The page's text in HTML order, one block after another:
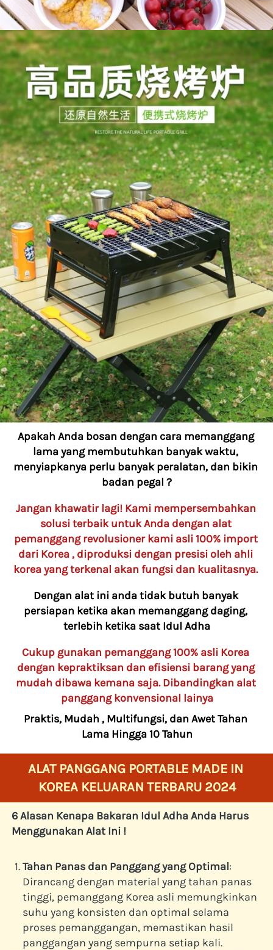
Apakah Anda bosan dengan cara memanggang
lama yang membutuhkan banyak waktu,
menyiapkanya perlu banyak peralatan, dan bikin
badan pegal ?
Jangan khawatir lagi! Kami mempersembahkan
solusi terbaik untuk Anda dengan alat
pemanggang revolusioner kami asli 100% import
dari Korea , diproduksi dengan presisi oleh ahli
korea yang terkenal akan fungsi dan kualitasnya.
Dengan alat ini anda tidak butuh banyak
persiapan ketika akan memanggang daging,
terlebih ketika saat Idul Adha
Cukup gunakan pemanggang 100% asli Korea
dengan kepraktiksan dan efisiensi barang yang
mudah dibawa kemana saja. Dibandingkan alat
panggang konvensional lainya
Praktis, Mudah , Multifungsi, dan Awet Tahan
Lama Hingga 10 Tahun
ALAT PANGGANG PORTABLE MADE IN
KOREA KELUARAN TERBARU 2024
6 Alasan Kenapa Bakaran Idul Adha Anda Harus
Menggunakan Alat Ini !
Tahan Panas dan Panggang yang Optimal:
Dirancang dengan material yang tahan panas
tinggi, pemanggang Korea asli memungkinkan
suhu yang konsisten dan optimal selama
proses pemanggangan, memastikan hasil
panggangan yang sempurna setiap kali.